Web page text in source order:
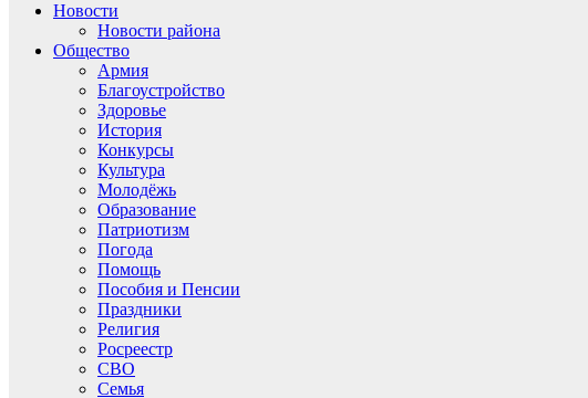
Новости
Новости района
Общество
Армия
Благоустройство
Здоровье
История
Конкурсы
Культура
Молодёжь
Образование
Патриотизм
Погода
Помощь
Пособия и Пенсии
Праздники
Религия
Росреестр
СВО
Семья